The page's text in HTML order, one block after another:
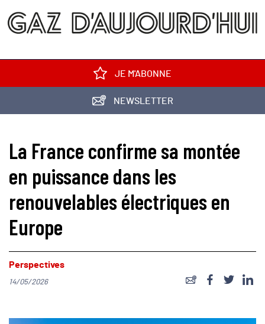
JE M'ABONNE
NEWSLETTER
La France confirme sa montée
en puissance dans les
renouvelables électriques en
Europe
Perspectives
14/05/2026